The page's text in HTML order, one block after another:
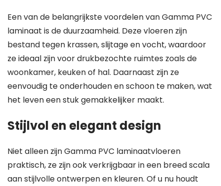
Een van de belangrijkste voordelen van Gamma PVC
laminaat is de duurzaamheid. Deze vloeren zijn
bestand tegen krassen, slijtage en vocht, waardoor
ze ideaal zijn voor drukbezochte ruimtes zoals de
woonkamer, keuken of hal. Daarnaast zijn ze
eenvoudig te onderhouden en schoon te maken, wat
het leven een stuk gemakkelijker maakt.
Stijlvol en elegant design
Niet alleen zijn Gamma PVC laminaatvloeren
praktisch, ze zijn ook verkrijgbaar in een breed scala
aan stijlvolle ontwerpen en kleuren. Of u nu houdt